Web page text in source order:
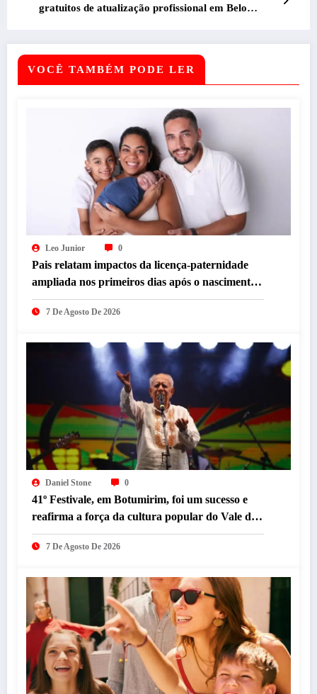
gratuitos de atualização profissional em Belo
VOCÊ TAMBÉM PODE LER
Leo Junior 0
Pais relatam impactos da licença-paternidade
ampliada nos primeiros dias após o nascimento
dos filhos
7 De Agosto De 2026
Daniel Stone 0
41º Festivale, em Botumirim, foi um sucesso e
reafirma a força da cultura popular do Vale do
Jequitinhonha
7 De Agosto De 2026